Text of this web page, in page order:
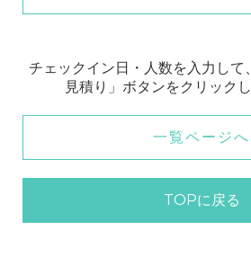
チェックイン日・人数を入力して
見積り」ボタンをクリック
一覧ページへ
TOPに戻る